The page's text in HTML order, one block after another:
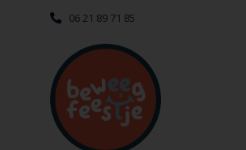
06 21 89 71 85